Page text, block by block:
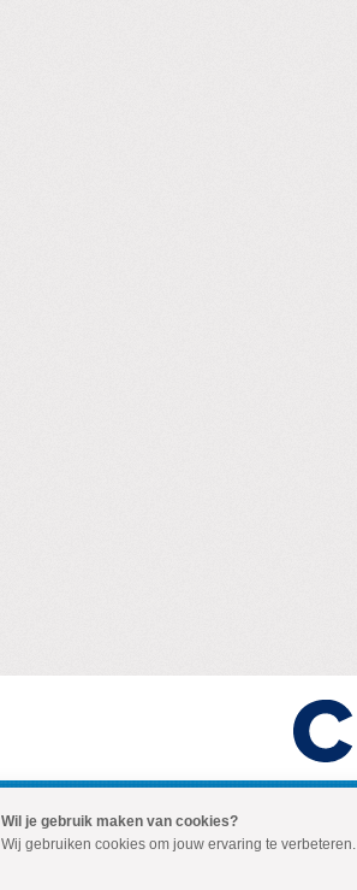
Visit
our
Wil je gebruik maken van cookies?
Wij gebruiken cookies om jouw ervaring te verbeteren.